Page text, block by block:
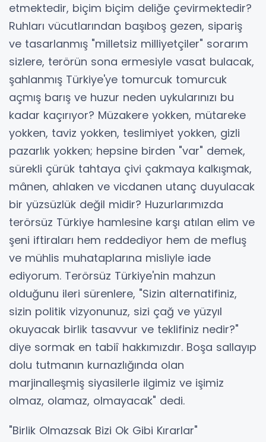
etmektedir, biçim biçim deliğe çevirmektedir?
Ruhları vücutlarından başıboş gezen, sipariş
ve tasarlanmış "milletsiz milliyetçiler" sorarım
sizlere, terörün sona ermesiyle vasat bulacak,
şahlanmış Türkiye'ye tomurcuk tomurcuk
açmış barış ve huzur neden uykularınızı bu
kadar kaçırıyor? Müzakere yokken, mütareke
yokken, taviz yokken, teslimiyet yokken, gizli
pazarlık yokken; hepsine birden "var" demek,
sürekli çürük tahtaya çivi çakmaya kalkışmak,
mânen, ahlaken ve vicdanen utanç duyulacak
bir yüzsüzlük değil midir? Huzurlarımızda
terörsüz Türkiye hamlesine karşı atılan elim ve
şeni iftiraları hem reddediyor hem de mefluş
ve mühlis muhataplarına misliyle iade
ediyorum. Terörsüz Türkiye'nin mahzun
olduğunu ileri sürenlere, "Sizin alternatifiniz,
sizin politik vizyonunuz, sizi çağ ve yüzyıl
okuyacak birlik tasavvur ve teklifiniz nedir?"
diye sormak en tabiî hakkımızdır. Boşa sallayıp
dolu tutmanın kurnazlığında olan
marjinalleşmiş siyasilerle ilgimiz ve işimiz
olmaz, olamaz, olmayacak" dedi.
"Birlik Olmazsak Bizi Ok Gibi Kırarlar"